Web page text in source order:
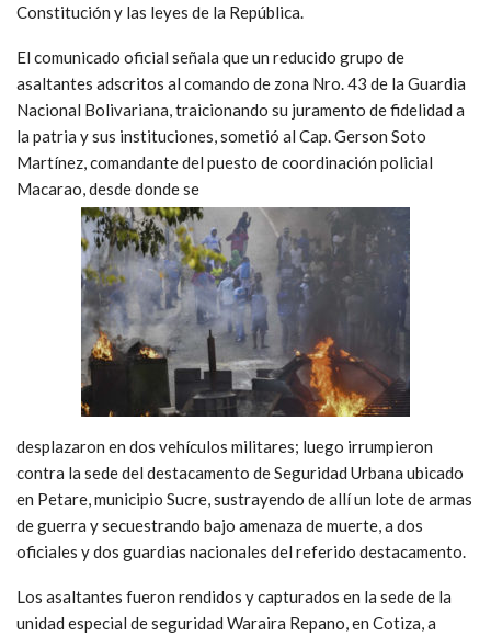
Constitución y las leyes de la República.
El comunicado oficial señala que un reducido grupo de
asaltantes adscritos al comando de zona Nro. 43 de la Guardia
Nacional Bolivariana, traicionando su juramento de fidelidad a
la patria y sus instituciones, sometió al Cap. Gerson Soto
Martínez, comandante del puesto de coordinación policial
Macarao, desde donde se
desplazaron en dos vehículos militares; luego irrumpieron
contra la sede del destacamento de Seguridad Urbana ubicado
en Petare, municipio Sucre, sustrayendo de allí un lote de armas
de guerra y secuestrando bajo amenaza de muerte, a dos
oficiales y dos guardias nacionales del referido destacamento.
Los asaltantes fueron rendidos y capturados en la sede de la
unidad especial de seguridad Waraira Repano, en Cotiza, a